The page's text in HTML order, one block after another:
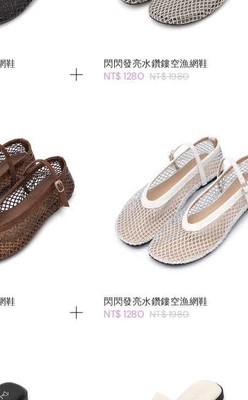
鞋 閃閃發亮水鑽鏤空漁網鞋
NT$ 1280 NT$ 1980
鞋 閃閃發亮水鑽鏤空漁網鞋
NT$ 1280 NT$ 1980